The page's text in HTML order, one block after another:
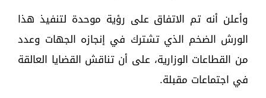
وأعلن أنه تم الاتفاق على رؤية موحدة لتنفيذ هذا
الورش الضخم الذي تشترك في إنجازه الجهات وعدد
من القطاعات الوزارية، على أن تناقش القضايا العالقة
في اجتماعات مقبلة.